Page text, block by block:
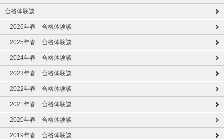
合格体験談
2026年春 合格体験談
2025年春 合格体験談
2024年春 合格体験談
2023年春 合格体験談
2022年春 合格体験談
2021年春 合格体験談
2020年春 合格体験談
2019年春 合格体験談